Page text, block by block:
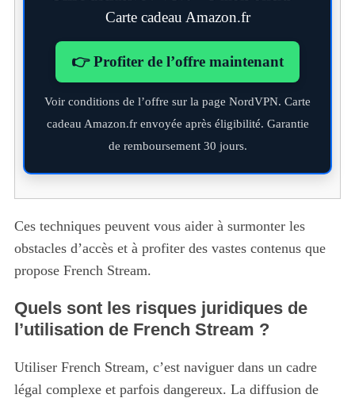
Carte cadeau Amazon.fr
👉 Profiter de l’offre maintenant
Voir conditions de l’offre sur la page NordVPN. Carte
cadeau Amazon.fr envoyée après éligibilité. Garantie
de remboursement 30 jours.
Ces techniques peuvent vous aider à surmonter les
obstacles d’accès et à profiter des vastes contenus que
propose French Stream.
Quels sont les risques juridiques de
l’utilisation de French Stream ?
Utiliser French Stream, c’est naviguer dans un cadre
légal complexe et parfois dangereux. La diffusion de